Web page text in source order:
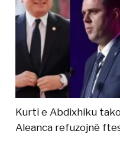
Kurti e Abdixhiku
Aleanca refuzojnë